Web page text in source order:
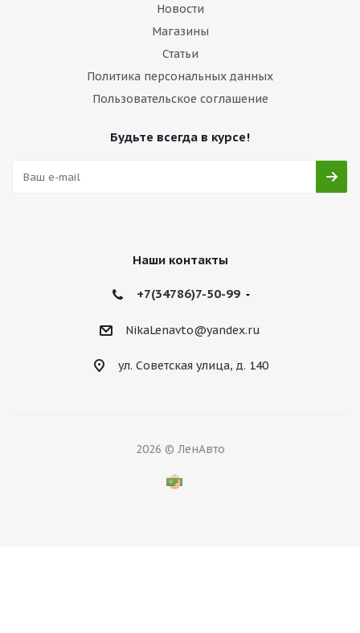
Новости
Магазины
Статьи
Политика персональных данных
Пользовательское соглашение
Будьте всегда в курсе!
Наши контакты
+7(34786)7-50-99
NikaLenavto@yandex.ru
ул. Советская улица, д. 140
2026 © ЛенАвто